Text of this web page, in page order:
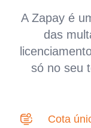
A Zapay é
das
só no seu
Cota